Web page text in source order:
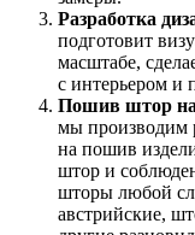
Разработка
подготовит
масштабе,
с интерьером и
Пошив штор на
мы производим
на пошив
штор и
шторы любой
австрийские,